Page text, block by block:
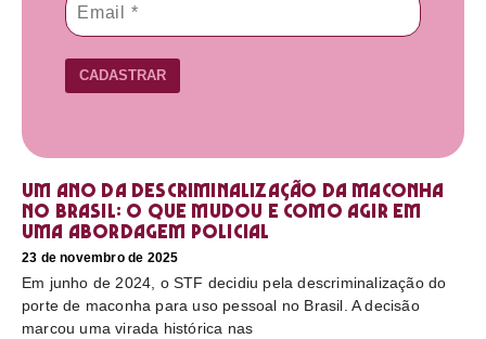
CADASTRAR
Um ano da descriminalização da maconha
no Brasil: o que mudou e como agir em
uma abordagem policial
23 de novembro de 2025
Em junho de 2024, o STF decidiu pela descriminalização do
porte de maconha para uso pessoal no Brasil. A decisão
marcou uma virada histórica nas